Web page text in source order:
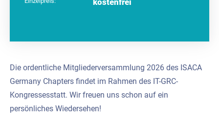
kostenfrei
Die ordentliche Mitgliederversammlung 2026 des ISACA
Germany Chapters findet im Rahmen des IT-GRC-
Kongressesstatt. Wir freuen uns schon auf ein
persönliches Wiedersehen!